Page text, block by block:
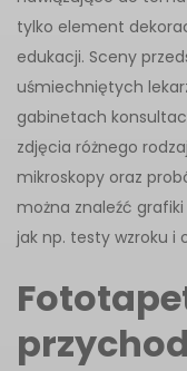
tylko element
edukacji. Sceny
uśmiechniętych
gabinetach
zdjęcia różnego
mikroskopy oraz
można znaleźć
jak np. testy wzroku i